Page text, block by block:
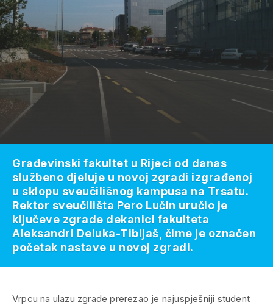
Vrpcu na ulazu zgrade prerezao je najuspješniji student
Građevinski fakultet u Rijeci od danas
službeno djeluje u novoj zgradi izgrađenoj
u sklopu sveučilišnog kampusa na Trsatu.
Rektor sveučilišta Pero Lučin uručio je
ključeve zgrade dekanici fakulteta
Aleksandri Deluka-Tibljaš, čime je označen
početak nastave u novoj zgradi.